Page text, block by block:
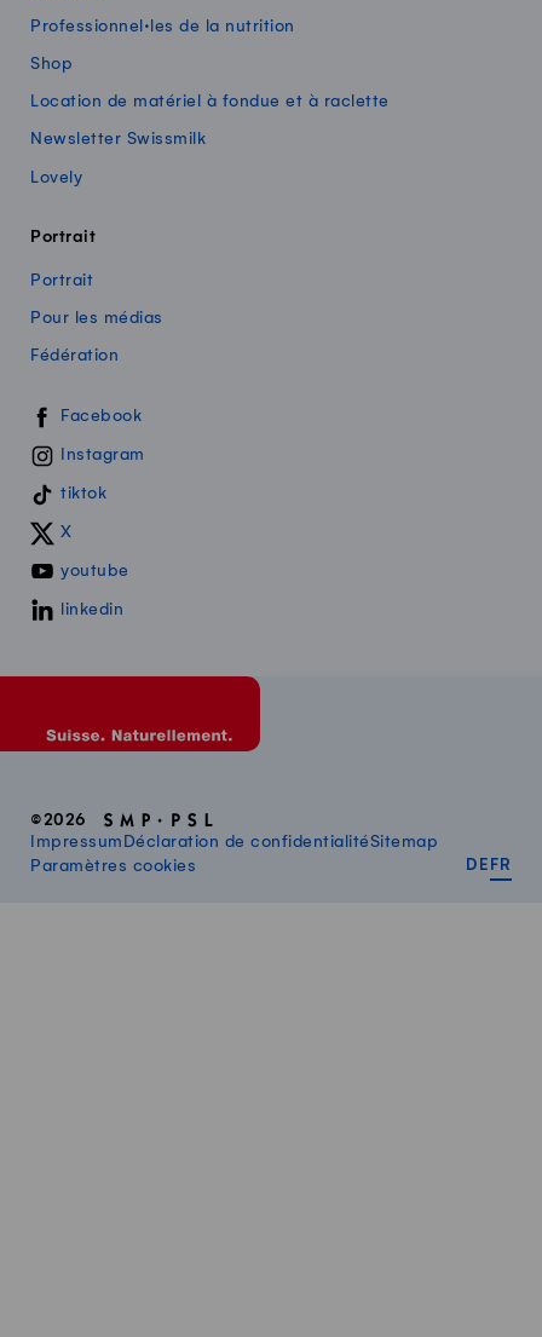
Professionnel·les de la nutrition
Shop
Location de matériel à fondue et à raclette
Newsletter Swissmilk
Lovely
Portrait
Portrait
Pour les médias
Fédération
Swissmilk sur les réseaux sociaux
Facebook
Instagram
tiktok
X
youtube
linkedin
©2026
Impressum Déclaration de confidentialitéSitemap
Paramètres cookies
DE FR